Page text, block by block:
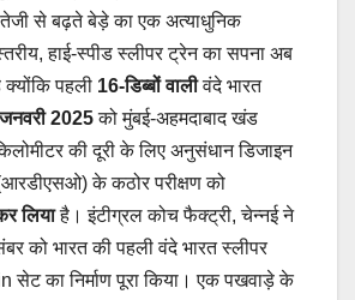
से बढ़ते बेड़े का एक अत्याधुनिक
हाई-स्पीड स्लीपर ट्रेन का सपना अब
पहली 16-डिब्बों वालीवंदे भारत
2025को मुंबई-अहमदाबाद खंड
की दूरी के लिए अनुसंधान डिजाइन
के कठोर परीक्षण को
लियाहै। इंटीग्रल कोच फैक्ट्री, चेन्नई ने
को भारत की पहली वंदे भारत स्लीपर
सेट का निर्माण पूरा किया। एक पखवाड़े के